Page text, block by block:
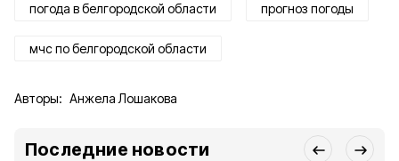
погода в белгородской области прогноз погоды
мчс по белгородской области
Авторы: Анжела Лошакова
Последние новости